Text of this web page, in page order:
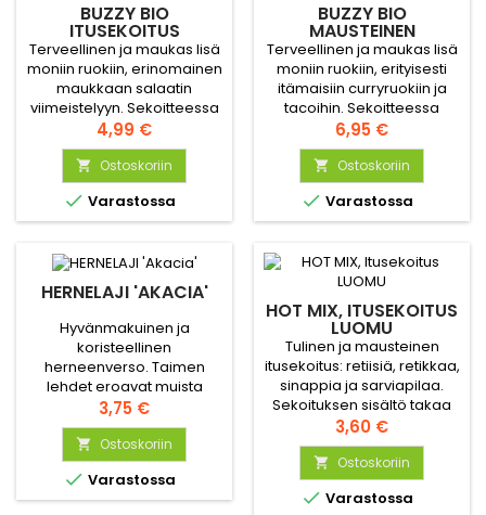
BUZZY BIO
ITUSEKOITUS
Terveellinen ja maukas lisä
moniin ruokiin, erinomainen
maukkaan salaatin
viimeistelyyn. Sekoitteessa
mukana mungopapu,
alfalfa, linssi, sarviapila ja
keltasinappi. Valmistuu
kuudessa päivässä.
Hinta
4,99 €
 Ostoskoriin
 Varastossa
BUZZY BIO
MAUSTEINEN
ITUSEKOITUS
Terveellinen ja maukas lisä
moniin ruokiin, erityisesti
itämaisiin curryruokiin ja
tacoihin. Sekoitteessa
mukana daikonretikka,
rucola, parsakaali ja
sarviapila. Valmistuu
kuudessa päivässä.
Hinta
6,95 €
 Ostoskoriin
 Varastossa
HERNELAJI 'AKACIA'
Hyvänmakuinen ja
koristeellinen
herneenverso. Taimen
lehdet eroavat muista
lajikkeista, sillä ne ovat
pienempiä ja haaroittuvat
kauniisti – siksi versot on
hyvä kerätä hieman
tavallista myöhemmin.
Viljele jatkuvasti vuoden
Hinta
3,75 €
 Ostoskoriin
 Varastossa
HOT MIX, ITUSEKOITUS
LUOMU
Tulinen ja mausteinen
itusekoitus: retiisiä, retikkaa,
sinappia ja sarviapilaa.
Sekoituksen sisältö takaa
poikkeuksellisen
makuelämyksen ja
miellyttää myös silmää.
Hinta
3,60 €
 Ostoskoriin
 Varastossa